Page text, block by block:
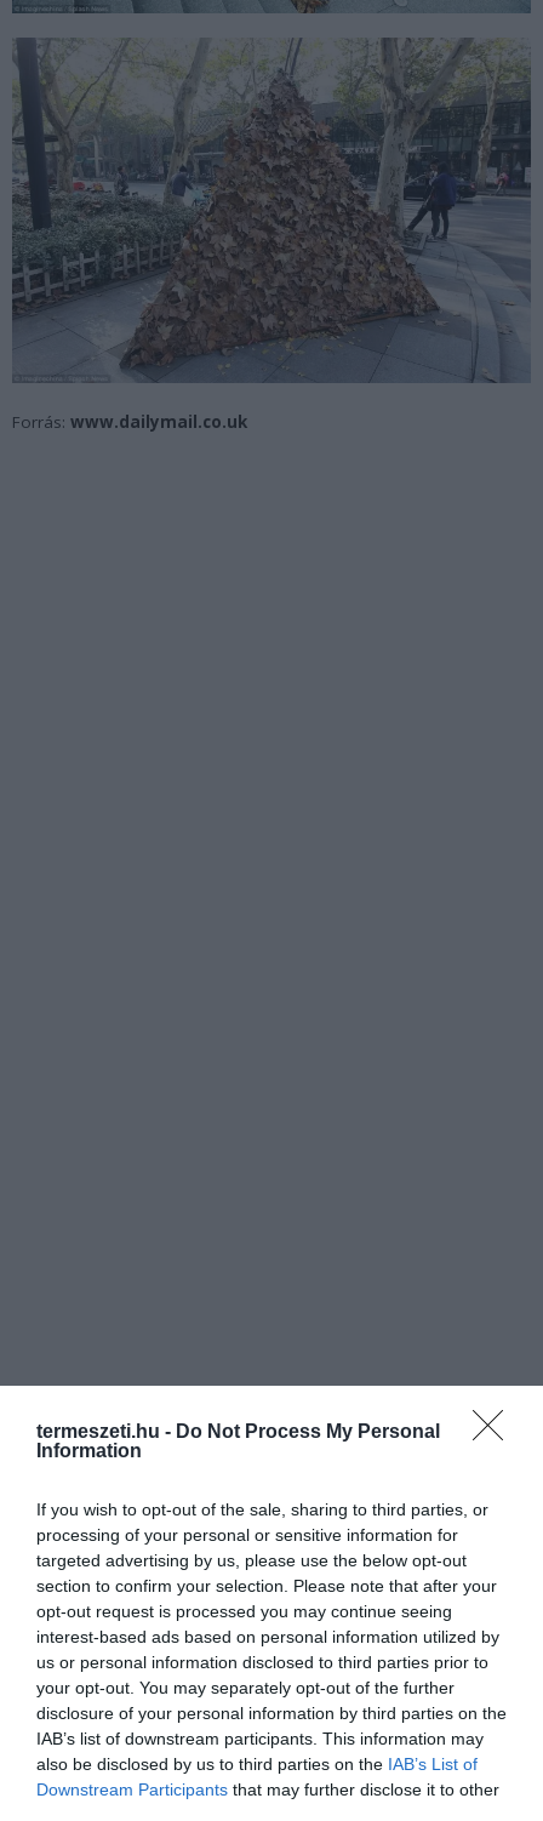
termeszeti.hu - Do Not Process My Personal
Information
If you wish to opt-out of the sale, sharing to third parties, or
processing of your personal or sensitive information for
targeted advertising by us, please use the below opt-out
section to confirm your selection. Please note that after your
opt-out request is processed you may continue seeing
interest-based ads based on personal information utilized by
us or personal information disclosed to third parties prior to
your opt-out. You may separately opt-out of the further
disclosure of your personal information by third parties on the
IAB’s list of downstream participants. This information may
also be disclosed by us to third parties on the IAB’s List of
Downstream Participants that may further disclose it to other
Forrás: www.dailymail.co.uk